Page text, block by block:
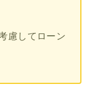
慮してローン